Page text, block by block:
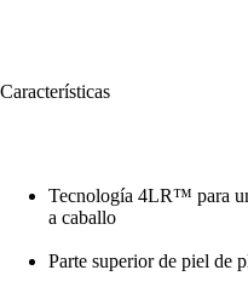
Características
Tecnología 4LR™ para
a caballo
Parte superior de piel de